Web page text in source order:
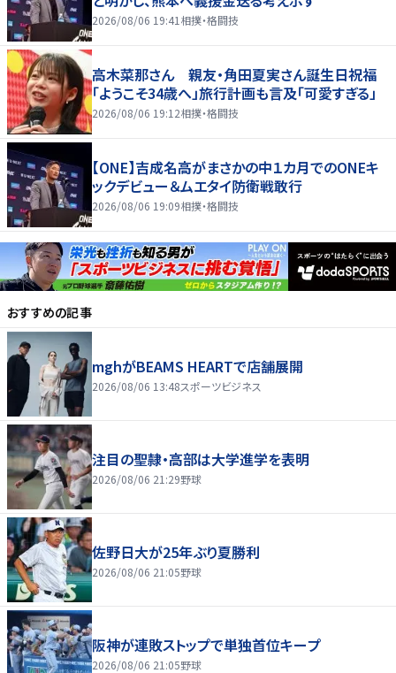
2026/08/06 19:41 相撲・格闘技
高木菜那さん 親友・角田夏実さん誕生日祝福
「ようこそ34歳へ」旅行計画も言及「可愛すぎる」
2026/08/06 19:12相撲・格闘技
【ONE】吉成名高がまさかの中１カ月でのONEキ
ックデビュー＆ムエタイ防衛戦敢行
2026/08/06 19:09相撲・格闘技
おすすめの記事
mghがBEAMS HEARTで店舗展開
2026/08/06 13:48スポーツビジネス
注目の聖隷・高部は大学進学を表明
2026/08/06 21:29野球
佐野日大が25年ぶり夏勝利
2026/08/06 21:05野球
阪神が連敗ストップで単独首位キープ
2026/08/06 21:05野球